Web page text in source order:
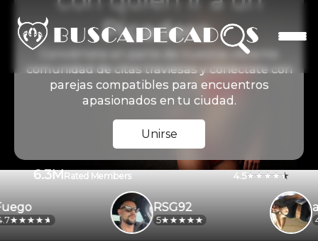
Picadero
Conviértete en parte de nuestra vibrante
comunidad de citas traviesas y conéctate con
parejas compatibles para encuentros
apasionados en tu ciudad.
Unirse
6.3MRated Members 4.5
4.2
RSG92
5